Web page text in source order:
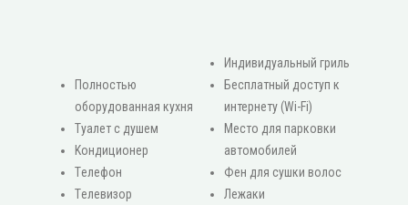
Πолностью
оборудованная кухня
Туалет с душем
Κондиционер
Τелефон
Τелевизор
Индивидуальный гриль
Бесплатный доступ к
интернету (Wi-Fi)
Место для парковки
автомобилей
Фен для сушки волос
Лежаки